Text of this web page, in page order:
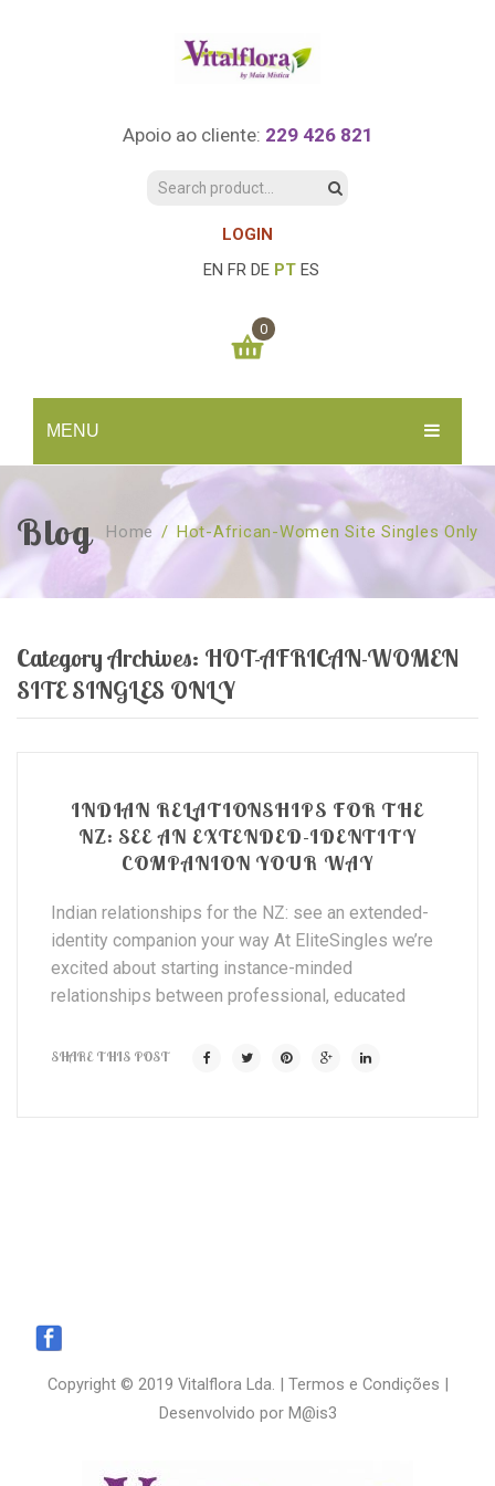
Apoio ao cliente: 229 426 821
LOGIN
EN FR DE PT ES
MENU
SOBRE NÓS
Quem Somos
Publicações
Faqs
CURSOS
Marcação Online
Florais St. Germain
Curso Barras Access
Workshops – Agenda
CONSULTAS
Florais Sant Germain
Acces Facelifit
Processos corporais
SHOP
Bom coração
Livros
0
You have no items in your shopping cart
SUBTOTAL: 0.00€
Blog Home / Hot-African-Women Site Singles Only
Category Archives: HOT-AFRICAN-WOMEN
SITE SINGLES ONLY
INDIAN RELATIONSHIPS FOR THE
NZ: SEE AN EXTENDED-IDENTITY
COMPANION YOUR WAY
Indian relationships for the NZ: see an extended-
identity companion your way At EliteSingles we’re
excited about starting instance-minded
relationships between professional, educated
SHARE THIS POST
Copyright © 2019 Vitalflora Lda. | Termos e Condições |
Desenvolvido por M@is3